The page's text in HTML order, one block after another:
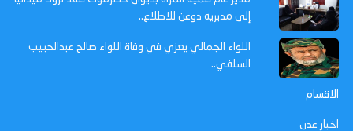
إلى مديرية دوعن للاطلاع..
اللواء الجمالي يعزي في وفاة اللواء صالح عبدالحبيب
السلفي..
الاقسام
اخبار عدن